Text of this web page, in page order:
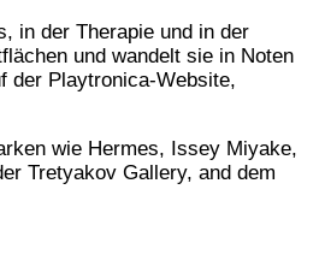
in der Therapie und in der
und wandelt sie in Noten
der Playtronica-Website,
wie Hermes, Issey Miyake,
Tretyakov Gallery, and dem